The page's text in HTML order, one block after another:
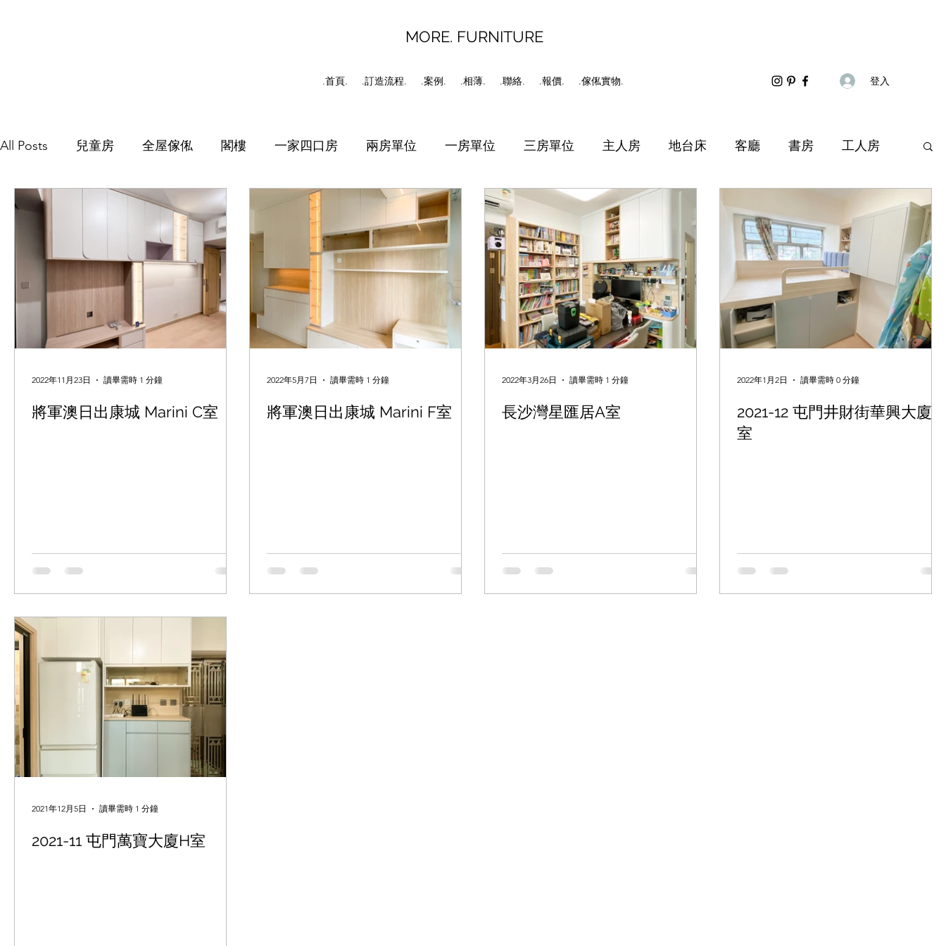
MORE. FURNITURE
.首頁. .訂造流程. .案例. .相薄. .聯絡. .報價. .傢俬實物. 登入
All Posts 兒童房 全屋傢俬 閣樓 一家四口房 兩房單位 一房單位 三房單位 主人房 地台床 客廳 書房 工人房
C字櫃
將軍澳日出康城 Marini C室
2022年11月23日 讀畢需時 1 分鐘
將軍澳日出康城 Marini F室
2022年5月7日 讀畢需時 1 分鐘
長沙灣星匯居A室
2022年3月26日 讀畢需時 1 分鐘
2021-12 屯門井財街華興大廈D
室
2022年1月2日 讀畢需時 0 分鐘
2021-11 屯門萬寶大廈H室
2021年12月5日 讀畢需時 1 分鐘